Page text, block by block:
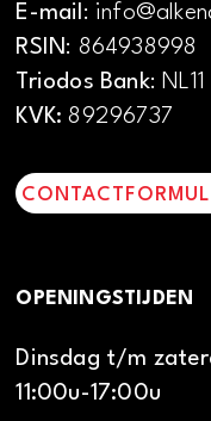
E-mail:
RSIN: 864938998
Triodos Bank:
KVK: 89296737
OPENINGSTIJDEN
Dinsdag t/m
11:00u-17:00u